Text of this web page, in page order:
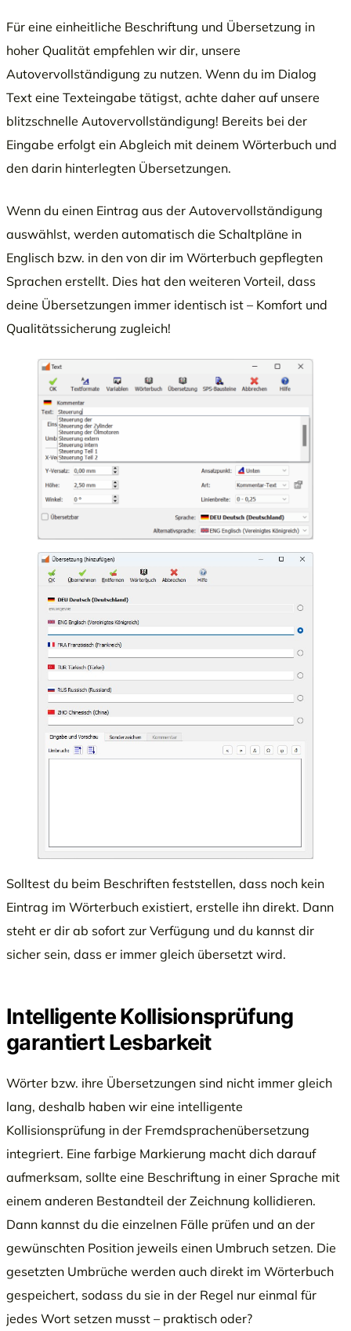
Für eine einheitliche Beschriftung und Übersetzung in
hoher Qualität empfehlen wir dir, unsere
Autovervollständigung zu nutzen. Wenn du im Dialog
Text eine Texteingabe tätigst, achte daher auf unsere
blitzschnelle Autovervollständigung! Bereits bei der
Eingabe erfolgt ein Abgleich mit deinem Wörterbuch und
den darin hinterlegten Übersetzungen.
Wenn du einen Eintrag aus der Autovervollständigung
auswählst, werden automatisch die Schaltpläne in
Englisch bzw. in den von dir im Wörterbuch gepflegten
Sprachen erstellt. Dies hat den weiteren Vorteil, dass
deine Übersetzungen immer identisch ist – Komfort und
Qualitätssicherung zugleich!
Solltest du beim Beschriften feststellen, dass noch kein
Eintrag im Wörterbuch existiert, erstelle ihn direkt. Dann
steht er dir ab sofort zur Verfügung und du kannst dir
sicher sein, dass er immer gleich übersetzt wird.
Intelligente Kollisionsprüfung
garantiert Lesbarkeit
Wörter bzw. ihre Übersetzungen sind nicht immer gleich
lang, deshalb haben wir eine intelligente
Kollisionsprüfung in der Fremdsprachenübersetzung
integriert. Eine farbige Markierung macht dich darauf
aufmerksam, sollte eine Beschriftung in einer Sprache mit
einem anderen Bestandteil der Zeichnung kollidieren.
Dann kannst du die einzelnen Fälle prüfen und an der
gewünschten Position jeweils einen Umbruch setzen. Die
gesetzten Umbrüche werden auch direkt im Wörterbuch
gespeichert, sodass du sie in der Regel nur einmal für
jedes Wort setzen musst – praktisch oder?